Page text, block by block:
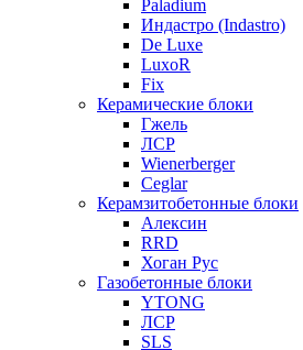
Paladium
Индастро (Indastro)
De Luxe
LuxoR
Fix
Керамические блоки
Гжель
ЛСР
Wienerberger
Ceglar
Керамзитобетонные блоки
Алексин
RRD
Хоган Рус
Газобетонные блоки
YTONG
ЛСР
SLS